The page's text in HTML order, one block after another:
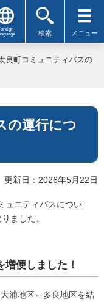
検索 メニュー
良町コミュニティバスの
の運行につ
更新日：2026年5月22日
ュニティバスについ
ました。
便しました！
浦地区⇔多良地区を結